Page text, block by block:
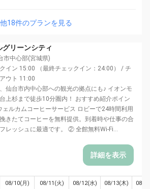
他18件のプランを見る
グリーンシティ
市中心部(宮城県)
イン 15:00 （最終チェックイン：24:00） / チ
ウト 11:00
仙台市内中心部への観光の拠点にも♪ イオンモ
上杉まで徒歩10分圏内！ おすすめ紹介ポイン
ェルカムコーヒーサービス ロビーで24時間利用
きたてコーヒーを無料提供。到着時や仕事の合
レッシュに最適です。 ② 全館無料Wi-Fi...
詳細を表示
08/10(月) 08/11(火) 08/12(水) 08/13(木) 08/